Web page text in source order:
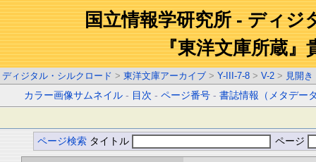
国立情報学研究所 - ディジ
『東洋文庫所蔵』
ディジタル・シルクロード > 東洋文庫アーカイブ > Y-III-7-8 > V-2 > 見開き
カラー画像サムネイル - 目次 -ページ番号 -書誌情報（メタデー
ページ検索 タイトル ページ